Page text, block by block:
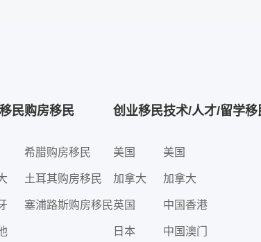
民购房移民
希腊购房移民
土耳其购房移民
塞浦路斯购房移民
创业移民
美国
加拿大
英国
日本
技术/人才/留学移
美国
加拿大
中国香港
中国澳门